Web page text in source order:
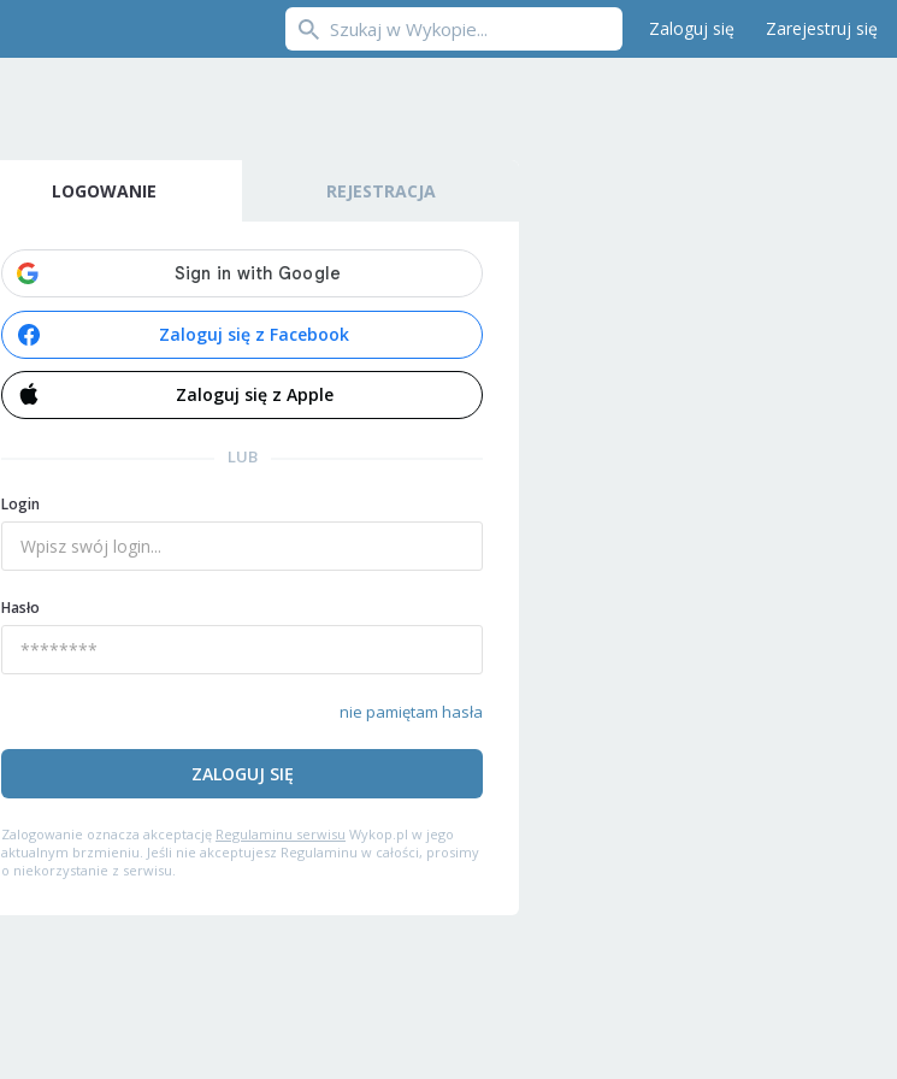
Zaloguj się Zarejestruj się
LOGOWANIE REJESTRACJA
Zaloguj się z Facebook
Zaloguj się z Apple
LUB
Login
Hasło
nie pamiętam hasła
ZALOGUJ SIĘ
Zalogowanie oznacza akceptację Regulaminu serwisu Wykop.pl w jego
aktualnym brzmieniu. Jeśli nie akceptujesz Regulaminu w całości, prosimy
o niekorzystanie z serwisu.